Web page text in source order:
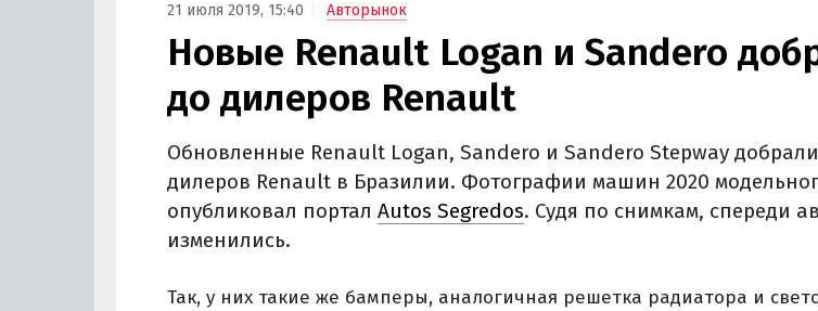
21 июля 2019, 15:40 Авторынок
Новые Renault Logan и Sandero
до дилеров Renault
Обновленные Renault Logan, Sandero и Sandero Stepway
дилеров Renault в Бразилии. Фотографии машин 2020
опубликовал портал Autos Segredos. Судя по снимкам, спереди
изменились.
Так, у них такие же бамперы, аналогичная решетка радиатора и